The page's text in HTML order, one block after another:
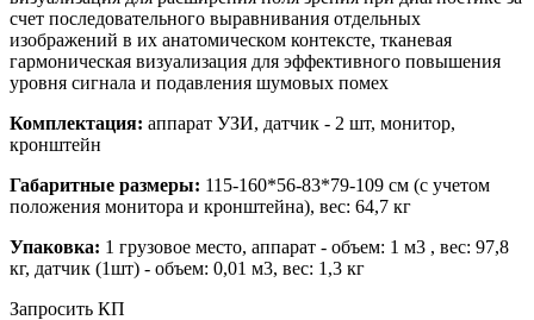
счет последовательного выравнивания отдельных
изображений в их анатомическом контексте, тканевая
гармоническая визуализация для эффективного повышения
уровня сигнала и подавления шумовых помех
Комплектация: аппарат УЗИ, датчик - 2 шт, монитор,
кронштейн
Габаритные размеры: 115-160*56-83*79-109 см (с учетом
положения монитора и кронштейна), вес: 64,7 кг
Упаковка: 1 грузовое место, аппарат - объем: 1 м3 , вес: 97,8
кг, датчик (1шт) - объем: 0,01 м3, вес: 1,3 кг
Запросить КП